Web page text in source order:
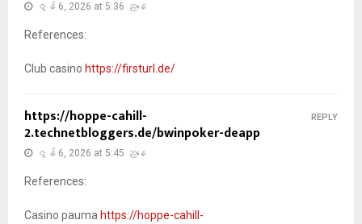
ဇွန် 6, 2026 at 5:36 ညနေ
References:
Club casino https://firsturl.de/
https://hoppe-cahill-
2.technetbloggers.de/bwinpoker-deapp
ဇွန် 6, 2026 at 5:45 ညနေ
References:
Casino pauma https://hoppe-cahill-
REPLY